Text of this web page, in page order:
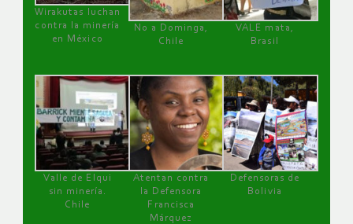
Wirakutas luchan
contra la minería
en México
No a Dominga,
Chile
VALE mata,
Brasil
Valle de Elqui
sin minería.
Chile
Atentan contra
la Defensora
Francisca
Márquez
Defensoras de
Bolivia